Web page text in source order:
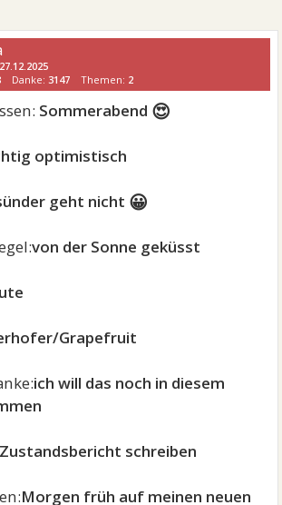
27.12.2025
Danke: 3147 Themen: 2
Sommerabend 😍
optimistisch
geht nicht 😀
von der Sonne geküsst
Grapefruit
ich will das noch in diesem
Zustandsbericht schreiben
Morgen früh auf meinen neuen